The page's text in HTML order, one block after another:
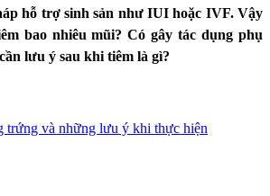
hỗ trợ sinh sản như IUI hoặc IVF. Vậy
bao nhiêu mũi? Có gây tác dụng phụ
lưu ý sau khi tiêm là gì?
trứng và những lưu ý khi thực hiện